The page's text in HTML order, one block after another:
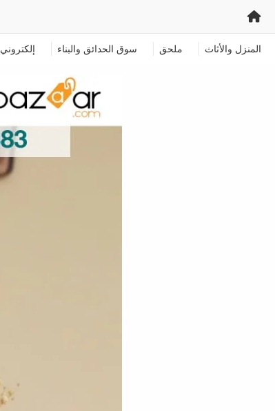
المنزل والأثاث ملحق سوق الحدائق والبناء إلكتروني